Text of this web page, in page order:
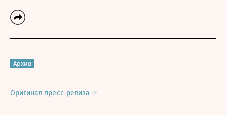
Архив
Оригинал пресс-релиза